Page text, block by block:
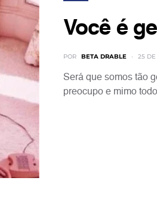
Você é
POR BETA DRABLE 25 DE
Será que somos tão
preocupo e mimo